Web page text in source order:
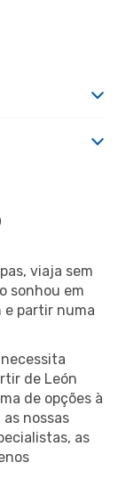
viaja sem
sonhou em
e partir numa
de León
de opções à
nossas
as